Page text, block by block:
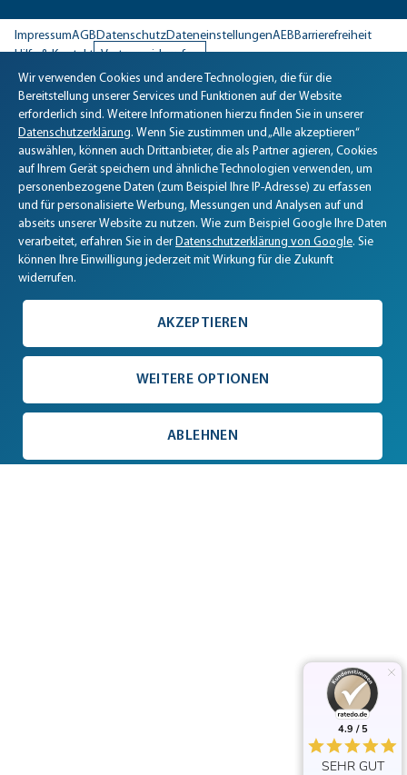
ImpressumAGBDatenschutzDateneinstellungenAEBBarrierefreiheit
Hilfe & Kontakt Vertrag widerrufen
Biomaris Cookie-Einstellungen geöffnet
Wir verwenden Cookies und andere Technologien, die für die
Bereitstellung unserer Services und Funktionen auf der Website
erforderlich sind. Weitere Informationen hierzu finden Sie in unserer
Datenschutzerklärung. Wenn Sie zustimmen und „Alle akzeptieren“
auswählen, können auch Drittanbieter, die als Partner agieren, Cookies
auf Ihrem Gerät speichern und ähnliche Technologien verwenden, um
personenbezogene Daten (zum Beispiel Ihre IP-Adresse) zu erfassen
und für personalisierte Werbung, Messungen und Analysen auf und
abseits unserer Website zu nutzen. Wie zum Beispiel Google Ihre Daten
verarbeitet, erfahren Sie in der Datenschutzerklärung von Google. Sie
können Ihre Einwilligung jederzeit mit Wirkung für die Zukunft
widerrufen.
ABLEHNEN
WEITERE OPTIONEN
AKZEPTIEREN
4.9 / 5
SEHR GUT
4.9 / 5
SEHR GUT